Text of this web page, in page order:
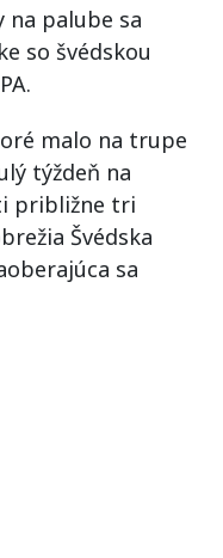
na palube sa
so švédskou
malo na trupe
týždeň na
približne tri
Švédska
sa